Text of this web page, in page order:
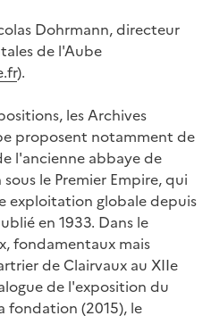
Dohrmann, directeur
de l'Aube
).
les Archives
proposent notamment de
l'ancienne abbaye de
le Premier Empire, qui
exploitation globale depuis
en 1933. Dans le
fondamentaux mais
de Clairvaux au XIIe
de l'exposition du
fondation (2015), le